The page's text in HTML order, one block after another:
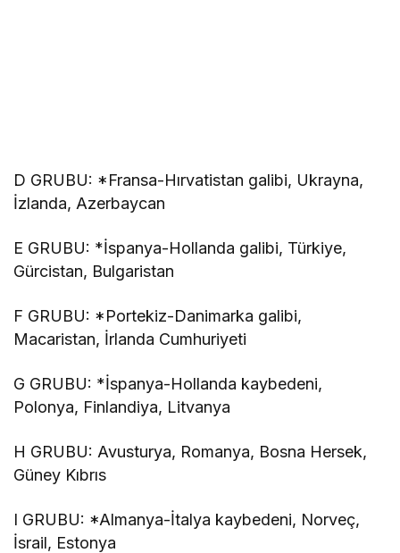
D GRUBU: *Fransa-Hırvatistan galibi, Ukrayna,
İzlanda, Azerbaycan
E GRUBU: *İspanya-Hollanda galibi, Türkiye,
Gürcistan, Bulgaristan
F GRUBU: *Portekiz-Danimarka galibi,
Macaristan, İrlanda Cumhuriyeti
G GRUBU: *İspanya-Hollanda kaybedeni,
Polonya, Finlandiya, Litvanya
H GRUBU: Avusturya, Romanya, Bosna Hersek,
Güney Kıbrıs
I GRUBU: *Almanya-İtalya kaybedeni, Norveç,
İsrail, Estonya